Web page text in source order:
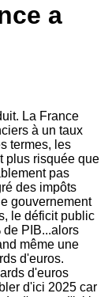
a
La France
à un taux
termes, les
plus risquée que
pas
des impôts
gouvernement
le déficit public
PIB...alors
même une
d'euros.
d'euros
d'ici 2025 car